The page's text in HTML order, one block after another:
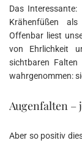
Das
Krähenfüßen
Offenbar liest
von Ehrlichkeit
sichtbaren
wahrgenommen:
Augenfalten –
Aber so positiv